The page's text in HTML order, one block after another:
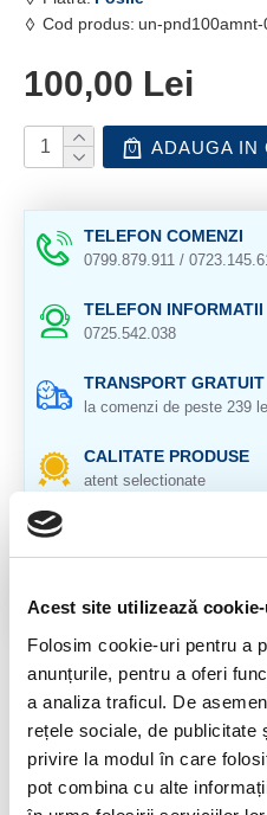
Acest site utilizează
Folosim cookie-uri pentru a
anunțurile, pentru a oferi
a analiza traficul. De
rețele sociale, de publicitate
privire la modul în care
pot combina cu alte
Cod produs: un-pnd100amnt-
100,00 Lei
ADAUGA IN
TELEFON COMENZI
0799.879.911 /
TELEFON INFORMATII
0725.542.038
TRANSPORT GRATUIT
la comenzi de peste 239
CALITATE PRODUSE
atent selectionate
in 14 zile si banii inapoi
GARANTIE PRODUSE
DESCRIERE PRODUS
Set bijuterii din amonit cu
Veti primi exact setul din